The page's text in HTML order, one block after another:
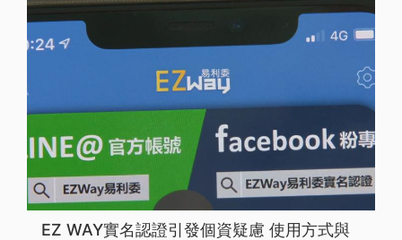
EZ WAY實名認證引發個資疑慮 使用方式與